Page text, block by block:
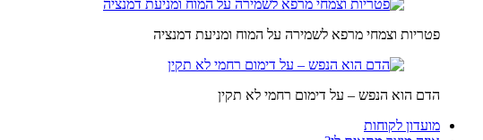
פטריות וצמחי מרפא לשמירה על המוח ומניעת דמנציה
הדם הוא הנפש – על דימום רחמי לא תקין
מועדון לקוחות